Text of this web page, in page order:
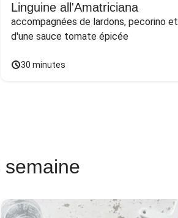
Linguine all'Amatriciana
accompagnées de lardons, pecorino et
d'une sauce tomate épicée
30 minutes